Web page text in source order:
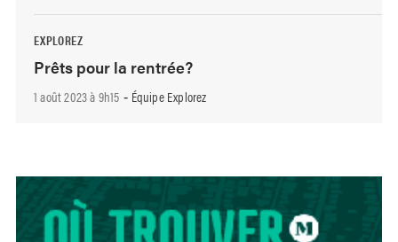
EXPLOREZ
Prêts pour la rentrée?
1 août 2023 à 9h15 - Équipe Explorez